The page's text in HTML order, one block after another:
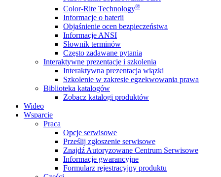
Color-Rite Technology®
Informacje o baterii
Objaśnienie ocen bezpieczeństwa
Informacje ANSI
Słownik terminów
Często zadawane pytania
Interaktywne prezentacje i szkolenia
Interaktywna prezentacja wiązki
Szkolenie w zakresie egzekwowania prawa
Biblioteka katalogów
Zobacz katalogi produktów
Wideo
Wsparcie
Praca
Opcje serwisowe
Prześlij zgłoszenie serwisowe
Znajdź Autoryzowane Centrum Serwisowe
Informacje gwarancyjne
Formularz rejestracyjny produktu